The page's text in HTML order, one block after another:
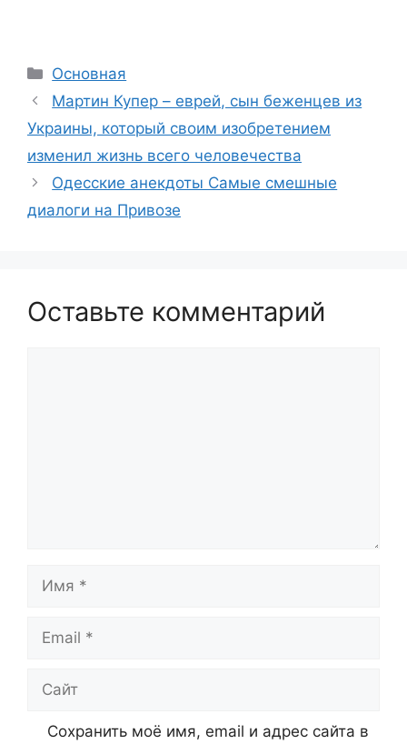
Рубрики
Основная
Мартин Купер – еврей, сын беженцев из
Украины, который своим изобретением
изменил жизнь всего человечества
Одесские анекдоты Самые смешные
диалоги на Привозе
Оставьте комментарий
Имя
Email
Сайт
Сохранить моё имя, email и адрес сайта в